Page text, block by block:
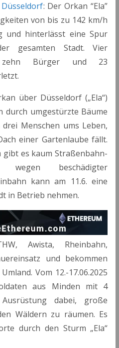
: Der Orkan “Ela”
von bis zu 142 km/h
und hinterlässt eine Spur
gesamten Stadt. Vier
zehn Bürger und 23
über Düsseldorf („Ela“)
durch umgestürzte Bäume
Menschen ums Leben,
einer Gartenlaube fällt.
es kaum Straßenbahn-
wegen beschädigter
kann am 11.6. eine
in Betrieb nehmen.
Awista, Rheinbahn,
und bekommen
Vom 12.-17.06.2025
aus Minden mit 4
dabei, große
Wäldern zu räumen. Es
durch den Sturm „Ela“